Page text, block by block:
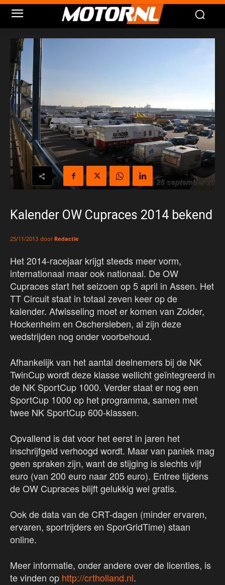
Kalender OW Cupraces 2014 bekend
25/11/2013 door Redactie
Het 2014-racejaar krijgt steeds meer vorm,
internationaal maar ook nationaal. De OW
Cupraces start het seizoen op 5 april in Assen. Het
TT Circuit staat in totaal zeven keer op de
kalender. Afwisseling moet er komen van Zolder,
Hockenheim en Oschersleben, al zijn deze
wedstrijden nog onder voorbehoud.
Afhankelijk van het aantal deelnemers bij de NK
TwinCup wordt deze klasse wellicht geïntegreerd in
de NK SportCup 1000. Verder staat er nog een
SportCup 1000 op het programma, samen met
twee NK SportCup 600-klassen.
Opvallend is dat voor het eerst in jaren het
inschrijfgeld verhoogd wordt. Maar van paniek mag
geen spraken zijn, want de stijging is slechts vijf
euro (van 200 euro naar 205 euro). Entree tijdens
de OW Cupraces blijft gelukkig wel gratis.
Ook de data van de CRT-dagen (minder ervaren,
ervaren, sportrijders en SporGridTime) staan
online.
Meer informatie, onder andere over de licenties, is
te vinden op http://crtholland.nl.